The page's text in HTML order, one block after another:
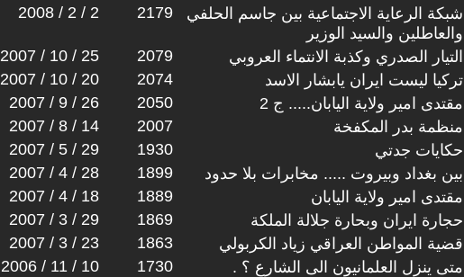
2008 / 2 / 2 2179
شبكة الرعاية الاجتماعية بين جاسم الحلفي
والعاطلين والسيد الوزير
2007 / 10 / 25 2079 التيار الصدري وكذبة الانتماء العروبي
2007 / 10 / 20 2074 تركيا ليست ايران يابشار الاسد
2007 / 9 / 26 2050 مقتدى امير ولاية اليابان..... ج 2
2007 / 8 / 14 2007 منظمة بدر المكفخة
2007 / 5 / 29 1930 حكايات جدتي
2007 / 4 / 28 1899 بين بغداد وبيروت ..... مخابرات بلا حدود
2007 / 4 / 18 1889 مقتدى امير ولاية اليابان
2007 / 3 / 29 1869 حجارة ايران وبحارة جلالة الملكة
2007 / 3 / 23 1863 قضية المواطن العراقي زياد الكربولي
2006 / 11 / 10 1730 متى ينزل العلمانيون الى الشارع ؟ .